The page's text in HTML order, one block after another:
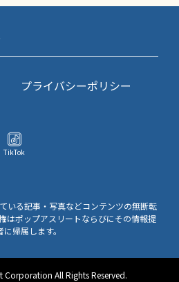
プライバシーポリシー
TikTok
いる記事・写真などコンテンツの無断転
はポップアスリートならびにその情報提
に帰属します。
All Rights Reserved.